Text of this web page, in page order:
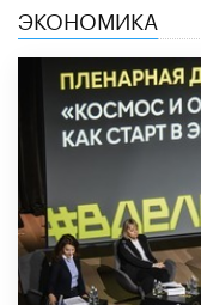
ЭКОНОМИКА